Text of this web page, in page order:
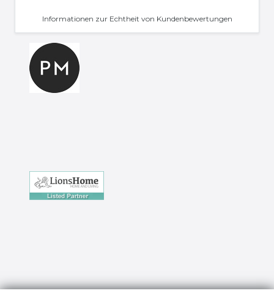
Informationen zur Echtheit von Kundenbewertungen